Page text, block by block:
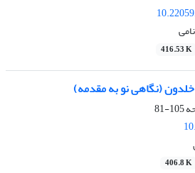
416.53 K
خلدون (نگاهی نو به مقدمه)
105-81
406.8 K